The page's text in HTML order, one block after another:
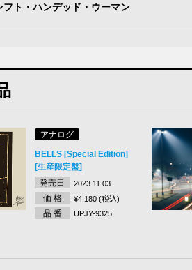
フト・ハンデッド・ウーマン
アナログ
BELLS [Special Edition]
[生産限定盤]
発売日
2023.11.03
価 格 ¥4,180 (税込)
品 番 UPJY-9325